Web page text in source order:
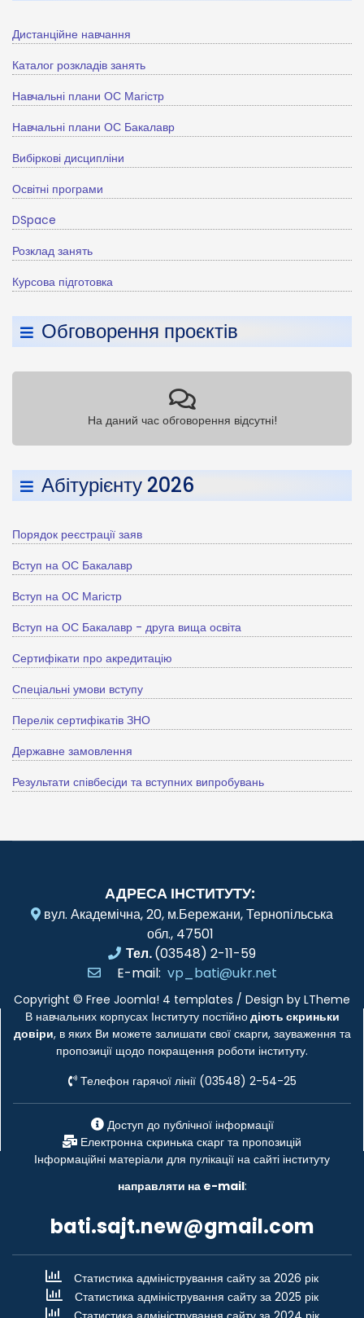
Дистанційне навчання
Каталог розкладів занять
Навчальні плани ОС Магістр
Навчальні плани ОС Бакалавр
Вибіркові дисципліни
Освітні програми
DSpace
Розклад занять
Курсова підготовка
Обговорення проєктів
На даний час обговорення відсутні!
Абітурієнту 2026
Порядок реєстрації заяв
Вступ на ОС Бакалавр
Вступ на ОС Магістр
Вступ на ОС Бакалавр - друга вища освіта
Сертифікати про акредитацію
Спеціальні умови вступу
Перелік сертифікатів ЗНО
Державне замовлення
Результати співбесіди та вступних випробувань
АДРЕСА ІНСТИТУТУ:
вул. Академічна, 20, м.Бережани, Тернопільська
обл., 47501
Тел.(03548) 2-11-59
E-mail: vp_bati@ukr.net
Copyright © Free Joomla! 4 templates / Design by LTheme
В навчальних корпусах Інституту постійнодіють скриньки
довіри, в яких Ви можете залишати свої скарги, зауваження та
пропозиції щодо покращення роботи інституту.
Телефон гарячої лінії (03548) 2-54-25
Доступ до публічної інформації
Електронна скринька скарг та пропозицій
Інформаційні матеріали для пулікації на сайті інституту
направляти на e-mail:
bati.sajt.new@gmail.com
Статистика адміністрування сайту за 2026 рік
Статистика адміністрування сайту за 2025 рік